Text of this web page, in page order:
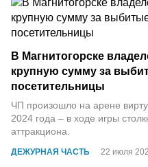
ДЕЖУРНАЯ ЧАСТЬ 22 июля
В Магнитогорске
крупную сумму за
посетительницы
ЧП произошло на арене
2024 года – в ходе игры
аттракциона.